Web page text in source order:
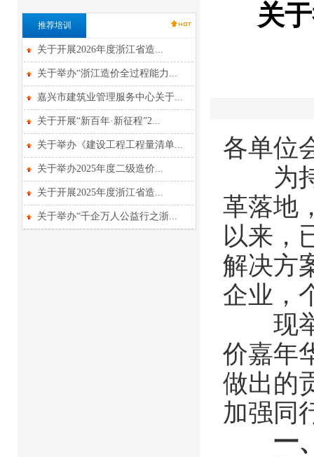
推荐培训
关于开展2026年度浙江省造...
关于举办“浙江造价全过程能力...
嘉兴市建筑业管理服务中心关于...
关于开展“新百年·新征程”2...
关于举办《建设工程工程量清单...
关于举办2025年度二级造价...
关于开展2025年度浙江省造...
关于举办“千企万人公益行之浙...
关
各单位
为持
革落地
以来，
解决方
企业，
现举
价嘉年
做出的
加强同
一